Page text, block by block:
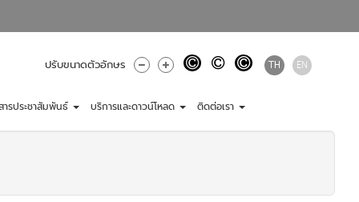
ปรับขนาดตัวอักษร TH EN
ารประชาสัมพันธ์ บริการและดาวน์โหลด ติดต่อเรา